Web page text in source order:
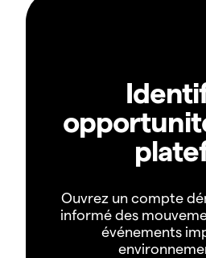
Ouvrez un compte
informé des
événements